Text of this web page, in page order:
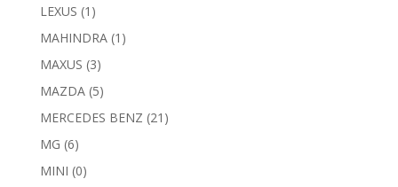
LEXUS (1)
MAHINDRA (1)
MAXUS (3)
MAZDA (5)
MERCEDES BENZ (21)
MG (6)
MINI (0)